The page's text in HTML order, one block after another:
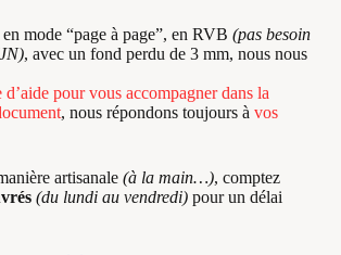
mode “page à page”, en RVB (pas besoin
, avec un fond perdu de 3 mm, nous nous
d’aide pour vous accompagner dans la
, nous répondons toujours à vos
artisanale (à la main…), comptez
(du lundi au vendredi) pour un délai